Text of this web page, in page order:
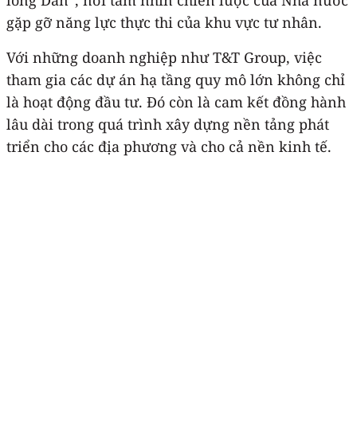
gặp gỡ năng lực thực thi của khu vực tư nhân.
Với những doanh nghiệp như T&T Group, việc
tham gia các dự án hạ tầng quy mô lớn không chỉ
là hoạt động đầu tư. Đó còn là cam kết đồng hành
lâu dài trong quá trình xây dựng nền tảng phát
triển cho các địa phương và cho cả nền kinh tế.